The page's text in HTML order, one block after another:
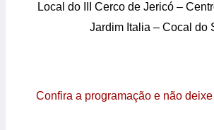
Local do III Cerco de Jericó –
Jardim Italia – Cocal do
Confira a programação e não